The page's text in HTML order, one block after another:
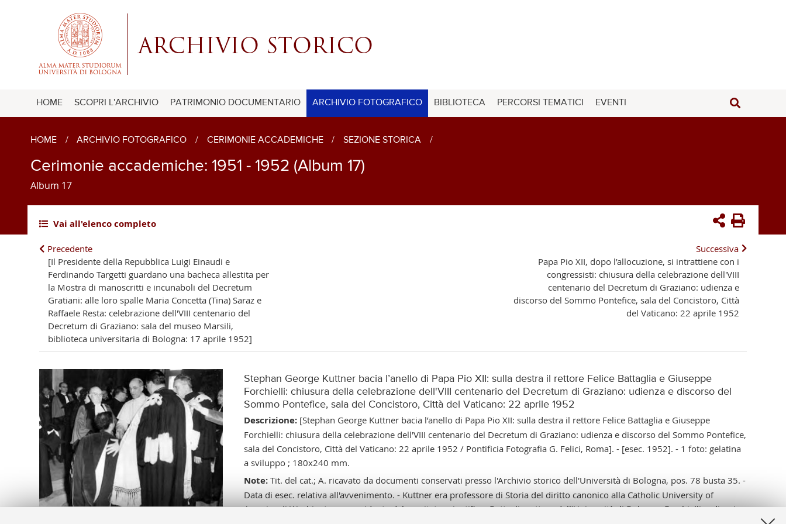
HOME SCOPRI L'ARCHIVIO PATRIMONIO DOCUMENTARIO ARCHIVIO FOTOGRAFICO BIBLIOTECA PERCORSI TEMATICI EVENTI
HOME / ARCHIVIO FOTOGRAFICO / CERIMONIE ACCADEMICHE / SEZIONE STORICA /
Cerimonie accademiche: 1951 - 1952 (Album 17)
Album 17
Vai all'elenco completo
Precedente
[Il Presidente della Repubblica Luigi Einaudi e
Ferdinando Targetti guardano una bacheca allestita per
la Mostra di manoscritti e incunaboli del Decretum
Gratiani: alle loro spalle Maria Concetta (Tina) Saraz e
Raffaele Resta: celebrazione dell'VIII centenario del
Decretum di Graziano: sala del museo Marsili,
biblioteca universitaria di Bologna: 17 aprile 1952]
Successiva
Papa Pio XII, dopo l’allocuzione, si intrattiene con i
congressisti: chiusura della celebrazione dell'VIII
centenario del Decretum di Graziano: udienza e
discorso del Sommo Pontefice, sala del Concistoro, Città
del Vaticano: 22 aprile 1952
Stephan George Kuttner bacia l’anello di Papa Pio XII: sulla destra il rettore Felice Battaglia e Giuseppe
Forchielli: chiusura della celebrazione dell'VIII centenario del Decretum di Graziano: udienza e discorso del
Sommo Pontefice, sala del Concistoro, Città del Vaticano: 22 aprile 1952
Descrizione:[Stephan George Kuttner bacia l’anello di Papa Pio XII: sulla destra il rettore Felice Battaglia e Giuseppe
Forchielli: chiusura della celebrazione dell'VIII centenario del Decretum di Graziano: udienza e discorso del Sommo Pontefice,
sala del Concistoro, Città del Vaticano: 22 aprile 1952 / Pontificia Fotografia G. Felici, Roma]. - [esec. 1952]. - 1 foto: gelatina
a sviluppo ; 180x240 mm.
Note:Tit. del cat.; A. ricavato da documenti conservati presso l'Archivio storico dell'Università di Bologna, pos. 78 busta 35. -
Data di esec. relativa all'avvenimento. - Kuttner era professore di Storia del diritto canonico alla Catholic University of
America di Washington e presidente del comitato scientifico, Battaglia rettore dell’Università di Bologna, Forchielli ordinario